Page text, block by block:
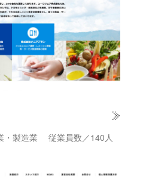
・製造業 従業員数／140人